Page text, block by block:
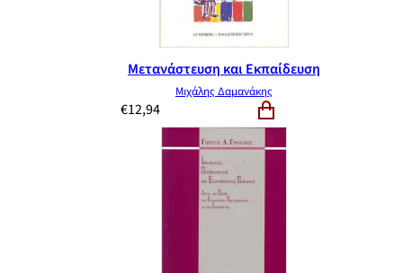
Μετανάστευση και Εκπαίδευση
Μιχάλης Δαμανάκης
€12,94